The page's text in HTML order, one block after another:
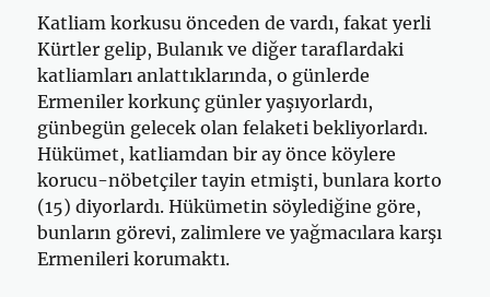
Katliam korkusu önceden de vardı, fakat yerli
Kürtler gelip, Bula­nık ve diğer taraflardaki
katliamları anlattıklarında, o günlerde
Ermeniler korkunç günler yaşıyorlardı,
günbegün gelecek olan felaketi bekliyor­lardı.
Hükümet, katliamdan bir ay önce köylere
korucu-nöbetçiler tayin etmişti, bunlara korto
(15) diyorlardı. Hükümetin söylediğine göre,
bunların görevi, zalimlere ve yağmacılara karşı
Ermenileri korumaktı.